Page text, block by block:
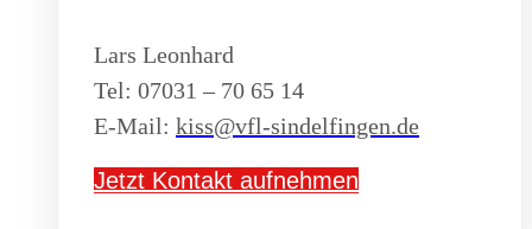
Lars Leonhard
Tel: 07031 – 70 65 14
E-Mail: kiss@vfl-sindelfingen.de
Jetzt Kontakt aufnehmen